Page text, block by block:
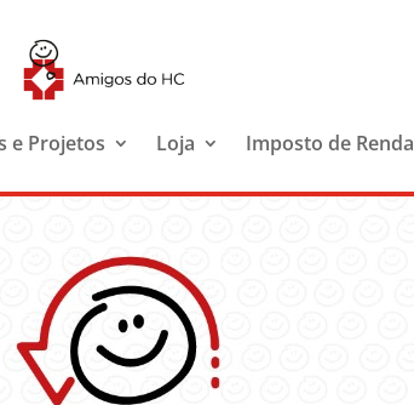
e Projetos Loja Imposto de Renda